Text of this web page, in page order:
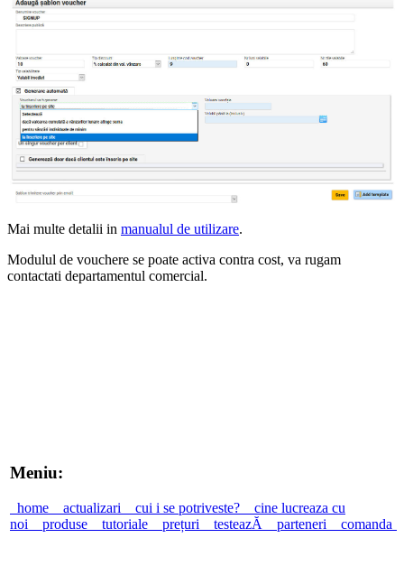
Mai multe detalii in manualul de utilizare.
Modulul de vouchere se poate activa contra cost, va rugam
contactati departamentul comercial.
Meniu:
home actualizari cui i se potriveste?
cine lucreaza cu
noi
produse tutoriale prețuri testeazĂ parteneri comanda